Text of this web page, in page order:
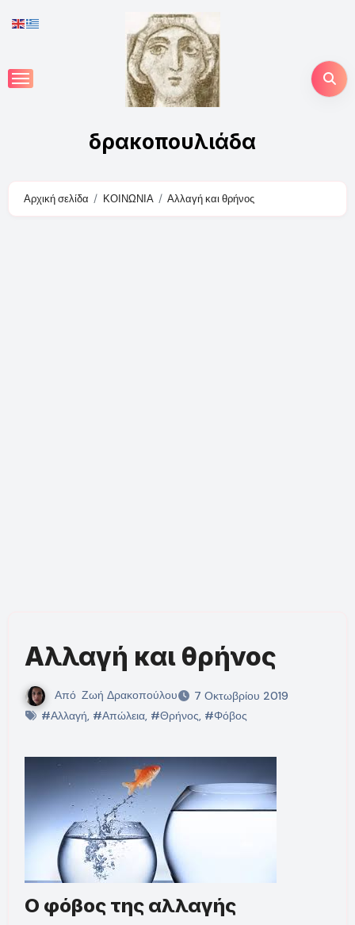
to
δρακοπουλιάδα
Αρχική σελίδα ΚΟΙΝΩΝΙΑ Αλλαγή και θρήνος
Αλλαγή και θρήνος
Από Ζωή Δρακοπούλου
7 Οκτωβρίου 2019
#Αλλαγή, #Απώλεια, #Θρήνος, #Φόβος
Ο φόβος της αλλαγής